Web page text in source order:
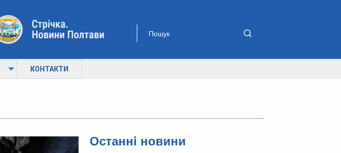
КОНТАКТИ
Останнi новини